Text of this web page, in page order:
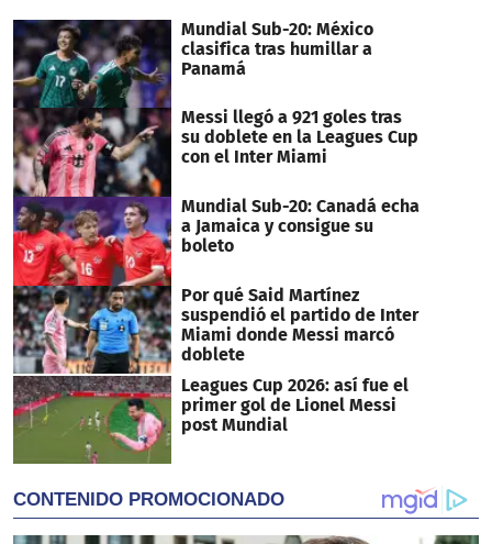
35
seconds
Mundial Sub-20: México
clasifica tras humillar a
Panamá
Messi llegó a 921 goles tras
su doblete en la Leagues Cup
con el Inter Miami
Mundial Sub-20: Canadá echa
a Jamaica y consigue su
boleto
Por qué Said Martínez
suspendió el partido de Inter
Miami donde Messi marcó
doblete
Leagues Cup 2026: así fue el
primer gol de Lionel Messi
post Mundial